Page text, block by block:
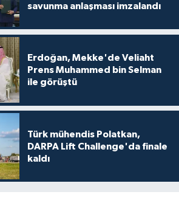
savunma anlaşması imzalandı
Erdoğan, Mekke'de Veliaht
Prens Muhammed bin Selman
ile görüştü
Türk mühendis Polatkan,
DARPA Lift Challenge'da finale
kaldı